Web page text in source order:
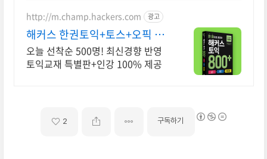
http://m.champ.hackers.com 광고
해커스 한권토익+토스+오픽 토
익+토스+오픽
오늘 선착순 500명! 최신경향 반영
토익교재 특별판+인강 100% 제공
2 구독하기